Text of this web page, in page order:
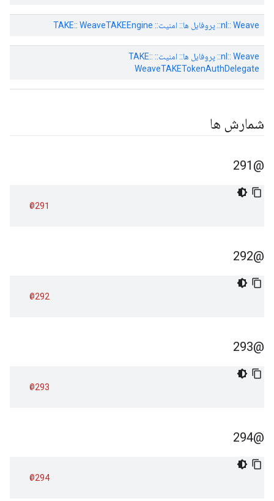
nl:: Weave:: پروفایل ها:: امنیت:: TAKE:: WeaveTAKEEngine
nl:: Weave:: پروفایل ها:: امنیت:: TAKE::
WeaveTAKETokenAuthDelegate
شمارش ها
@291
@291
@292
@292
@293
@293
@294
@294